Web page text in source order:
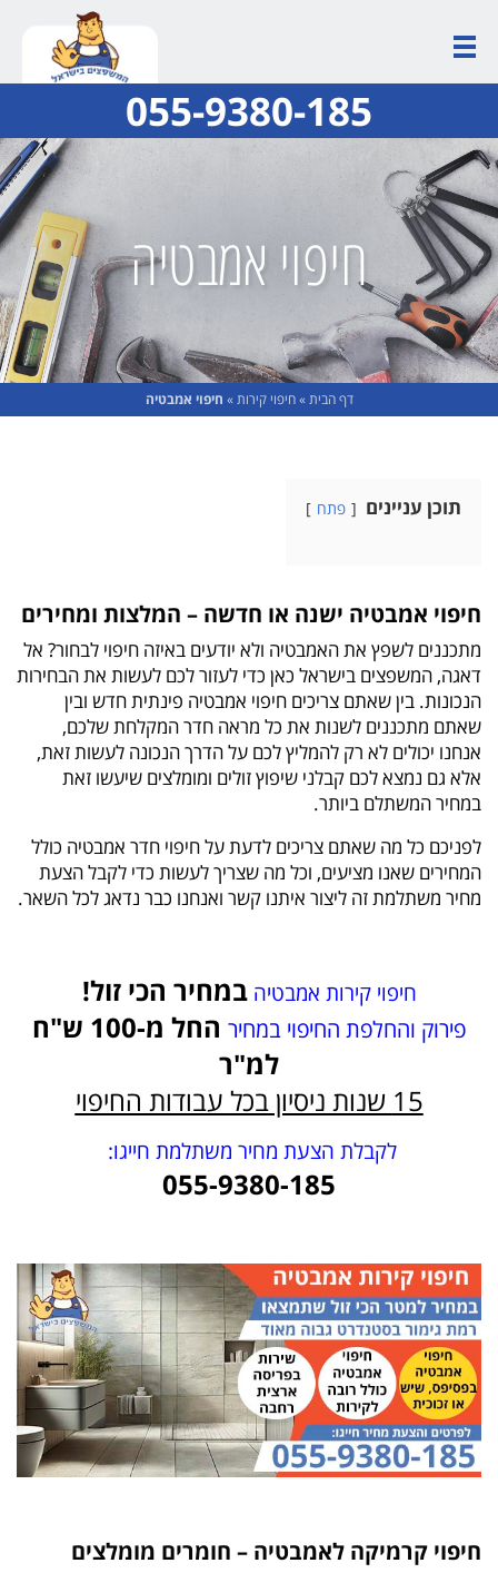
055-9380-185
חיפוי אמבטיה
דף הבית»חיפוי קירות» חיפוי אמבטיה
תוכן עניינים פתח
חיפוי אמבטיה ישנה או חדשה – המלצות ומחירים
מתכננים לשפץ את האמבטיה ולא יודעים באיזה חיפוי לבחור? אל
דאגה, המשפצים בישראל כאן כדי לעזור לכם לעשות את הבחירות
הנכונות. בין שאתם צריכים חיפוי אמבטיה פינתית חדש ובין
שאתם מתכננים לשנות את כל מראה חדר המקלחת שלכם,
אנחנו יכולים לא רק להמליץ לכם על הדרך הנכונה לעשות זאת,
אלא גם נמצא לכם קבלני שיפוץ זולים ומומלצים שיעשו זאת
במחיר המשתלם ביותר.
לפניכם כל מה שאתם צריכים לדעת על חיפוי חדר אמבטיה כולל
המחירים שאנו מציעים, וכל מה שצריך לעשות כדי לקבל הצעת
מחיר משתלמת זה ליצור איתנו קשר ואנחנו כבר נדאג לכל השאר.
חיפוי קירות אמבטיהבמחיר הכי זול!
פירוק והחלפת החיפוי במחיר
החל מ-100 ש"ח
למ"ר
15 שנות ניסיון בכל עבודות החיפוי
לקבלת הצעת מחיר משתלמת חייגו:
055-9380-185
חיפוי קרמיקה לאמבטיה – חומרים מומלצים